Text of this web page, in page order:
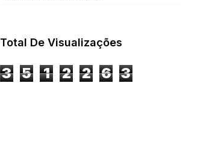
Total De Visualizações
3 5 1 2 2 6 3